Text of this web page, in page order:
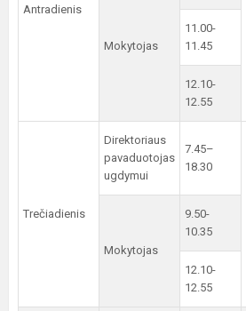
Antradienis
Mokytojas
11.00-
11.45
12.10-
12.55
Trečiadienis
Direktoriaus
pavaduotojas
ugdymui
7.45–
18.30
Mokytojas
9.50-
10.35
12.10-
12.55